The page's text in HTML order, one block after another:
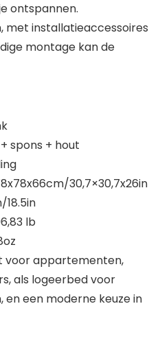
ontspannen.
met installatieaccessoires
montage kan de
spons + hout
30,7×30,7x26in
18.5in
lb
voor appartementen,
als logeerbed voor
en een moderne keuze in